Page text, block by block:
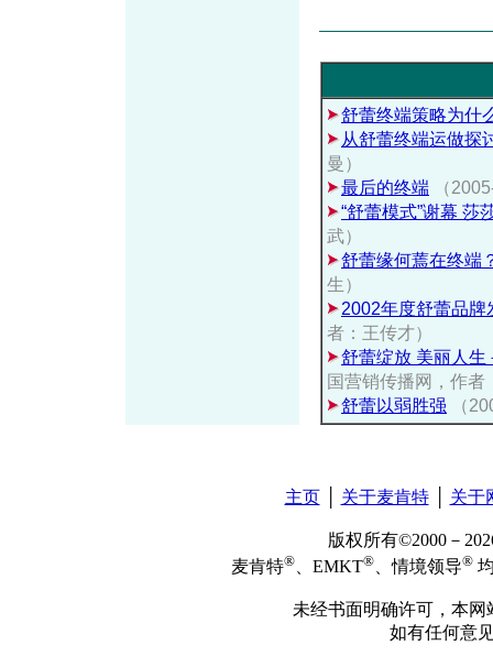
舒蕾终端策略为什
从舒蕾终端运做探
曼）
最后的终端
（
“舒蕾模式”谢幕 莎
武）
舒蕾缘何蔫在终端
生）
2002年度舒蕾品
者：王传才）
舒蕾绽放 美丽人
国营销传播网，作者
舒蕾以弱胜强
（
主页│ 关于麦肯特│ 关于
版权所有©2000－
麦肯特® 、EMKT® 、情境领导®
未经书面明确许可，本
如有任何意